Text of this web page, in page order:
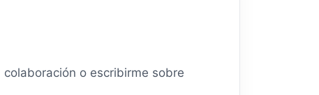
o escribirme sobre